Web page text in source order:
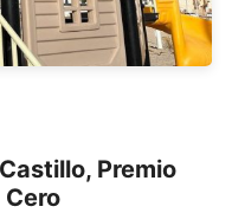
Premio